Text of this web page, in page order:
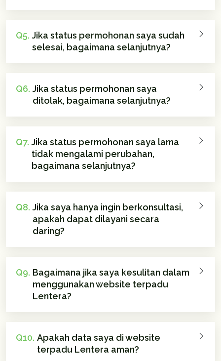
Q5. Jika status permohonan saya sudah
selesai, bagaimana selanjutnya?
Q6. Jika status permohonan saya
ditolak, bagaimana selanjutnya?
Q7. Jika status permohonan saya lama
tidak mengalami perubahan,
bagaimana selanjutnya?
Q8. Jika saya hanya ingin berkonsultasi,
apakah dapat dilayani secara
daring?
Q9. Bagaimana jika saya kesulitan dalam
menggunakan website terpadu
Lentera?
Q10. Apakah data saya di website
terpadu Lentera aman?